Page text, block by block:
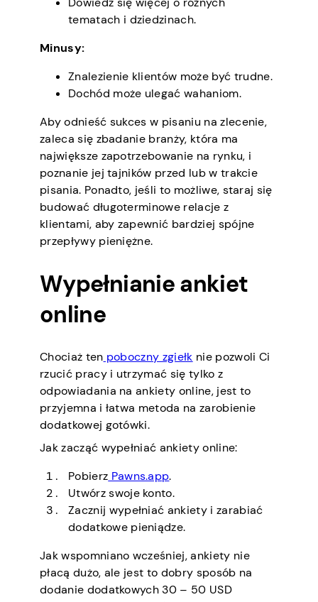
tematach i dziedzinach.
Minusy:
Znalezienie klientów może być trudne.
Dochód może ulegać wahaniom.
Aby odnieść sukces w pisaniu na zlecenie,
zaleca się zbadanie branży, która ma
największe zapotrzebowanie na rynku, i
poznanie jej tajników przed lub w trakcie
pisania. Ponadto, jeśli to możliwe, staraj się
budować długoterminowe relacje z
klientami, aby zapewnić bardziej spójne
przepływy pieniężne.
Wypełnianie ankiet
online
Chociaż ten poboczny zgiełk nie pozwoli Ci
rzucić pracy i utrzymać się tylko z
odpowiadania na ankiety online, jest to
przyjemna i łatwa metoda na zarobienie
dodatkowej gotówki.
Jak zacząć wypełniać ankiety online:
Pobierz Pawns.app.
Utwórz swoje konto.
Zacznij wypełniać ankiety i zarabiać
dodatkowe pieniądze.
Jak wspomniano wcześniej, ankiety nie
płacą dużo, ale jest to dobry sposób na
dodanie dodatkowych 30 – 50 USD